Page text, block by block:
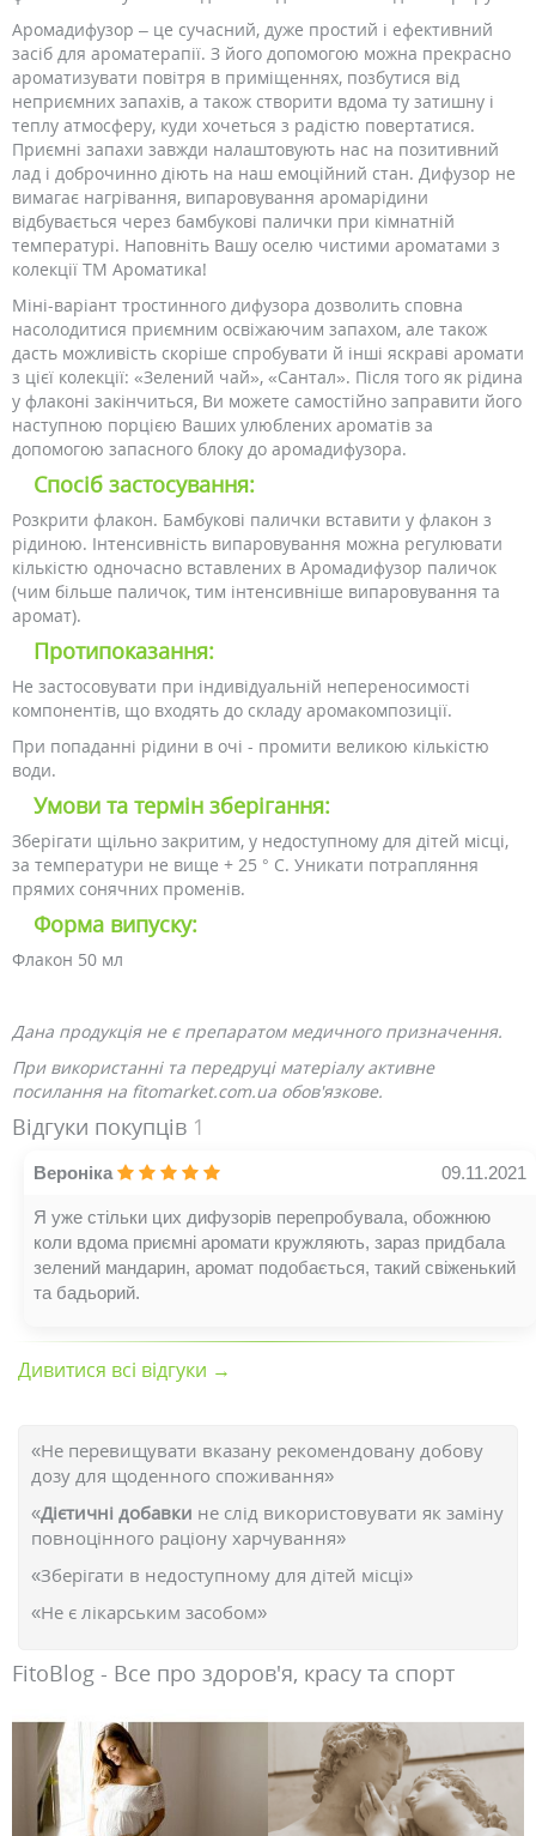
Аромадифузор – це сучасний, дуже простий і ефективний
засіб для ароматерапії. З його допомогою можна прекрасно
ароматизувати повітря в приміщеннях, позбутися від
неприємних запахів, а також створити вдома ту затишну і
теплу атмосферу, куди хочеться з радістю повертатися.
Приємні запахи завжди налаштовують нас на позитивний
лад і доброчинно діють на наш емоційний стан. Дифузор не
вимагає нагрівання, випаровування аромарідини
відбувається через бамбукові палички при кімнатній
температурі. Наповніть Вашу оселю чистими ароматами з
колекції ТМ Ароматика!
Міні-варіант тростинного дифузора дозволить сповна
насолодитися приємним освіжаючим запахом, але також
дасть можливість скоріше спробувати й інші яскраві аромати
з цієї колекції: «Зелений чай», «Сантал». Після того як рідина
у флаконі закінчиться, Ви можете самостійно заправити його
наступною порцією Ваших улюблених ароматів за
допомогою запасного блоку до аромадифузора.
Спосіб застосування:
Розкрити флакон. Бамбукові палички вставити у флакон з
рідиною. Інтенсивність випаровування можна регулювати
кількістю одночасно вставлених в Аромадифузор паличок
(чим більше паличок, тим інтенсивніше випаровування та
аромат).
Протипоказання:
Не застосовувати при індивідуальній непереносимості
компонентів, що входять до складу аромакомпозиції.
При попаданні рідини в очі - промити великою кількістю
води.
Умови та термін зберігання:
Зберігати щільно закритим, у недоступному для дітей місці,
за температури не вище + 25 ° С. Уникати потрапляння
прямих сонячних променів.
Форма випуску:
Флакон 50 мл
Дана продукція не є препаратом медичного призначення.
При використанні та передруці матеріалу активне
посилання на fitomarket.com.ua обов'язкове.
Відгуки покупців 1
Вероніка 09.11.2021
Я уже стільки цих дифузорів перепробувала, обожнюю
коли вдома приємні аромати кружляють, зараз придбала
зелений мандарин, аромат подобається, такий свіженький
та бадьорий.
Дивитися всі відгуки →
«Не перевищувати вказану рекомендовану добову
дозу для щоденного споживання»
«Дієтичні добавки не слід використовувати як заміну
повноцінного раціону харчування»
«Зберігати в недоступному для дітей місці»
«Не є лікарським засобом»
FitoBlog - Все про здоров'я, красу та спорт